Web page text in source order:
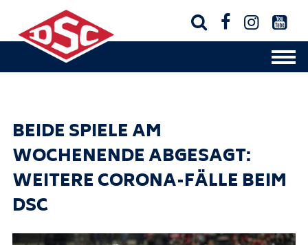
   
BEIDE SPIELE AM
WOCHENENDE ABGESAGT:
WEITERE CORONA-FÄLLE BEIM
DSC